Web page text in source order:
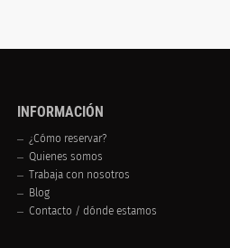
INFORMACIÓN
¿Cómo reservar?
Quienes somos
Trabaja con nosotros
Blog
Contacto / dónde estamos